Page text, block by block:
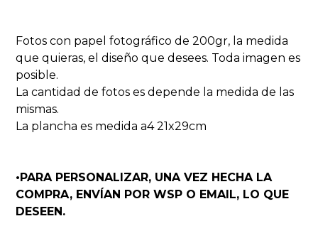
Fotos con papel fotográfico de 200gr, la medida
que quieras, el diseño que desees. Toda imagen es
posible.
La cantidad de fotos es depende la medida de las
mismas.
La plancha es medida a4 21x29cm
•PARA PERSONALIZAR, UNA VEZ HECHA LA
COMPRA, ENVÍAN POR WSP O EMAIL, LO QUE
DESEEN.